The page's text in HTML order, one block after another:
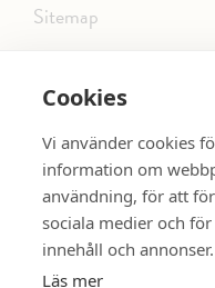
Cookies
Vi använder cookies
information om
användning, för att
sociala medier och
innehåll och annonser.
Läs mer
Sitemap
FÖLJ OSS PÅ SOCIALA
SE MER SKOR: dinsko.se